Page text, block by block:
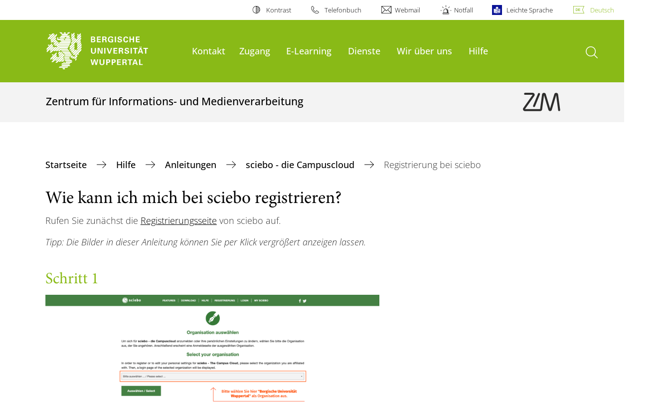
Kontrast Telefonbuch Webmail Notfall Leichte Sprache Deutsch
Kontakt Zugang E-Learning Dienste Wir über uns Hilfe Suche öffnen
Zentrum für Informations- und Medienverarbeitung
Startseite Hilfe Anleitungen sciebo - die Campuscloud Registrierung bei sciebo
Wie kann ich mich bei sciebo registrieren?
Rufen Sie zunächst die Registrierungsseite von sciebo auf.
Tipp: Die Bilder in dieser Anleitung können Sie per Klick vergrößert anzeigen lassen.
Schritt 1